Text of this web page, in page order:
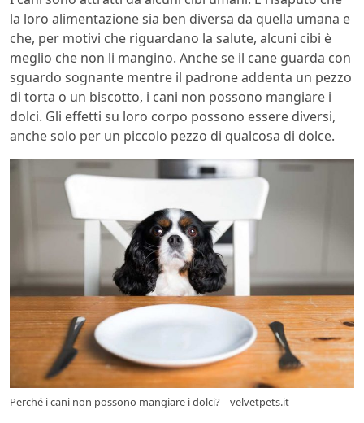
la loro alimentazione sia ben diversa da quella umana e
che, per motivi che riguardano la salute, alcuni cibi è
meglio che non li mangino. Anche se il cane guarda con
sguardo sognante mentre il padrone addenta un pezzo
di torta o un biscotto, i cani non possono mangiare i
dolci. Gli effetti su loro corpo possono essere diversi,
anche solo per un piccolo pezzo di qualcosa di dolce.
Perché i cani non possono mangiare i dolci? – velvetpets.it